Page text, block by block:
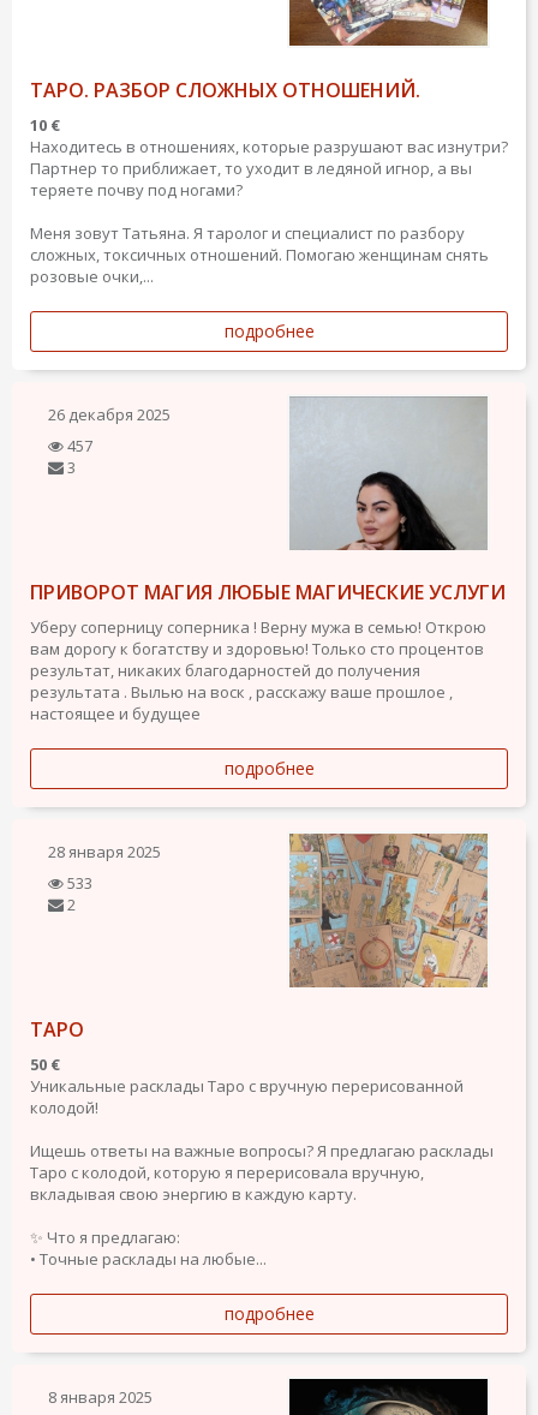
ТАРО. РАЗБОР СЛОЖНЫХ ОТНОШЕНИЙ.
10 €
Находитесь в отношениях, которые разрушают вас изнутри?
Партнер то приближает, то уходит в ледяной игнор, а вы
теряете почву под ногами?
Меня зовут Татьяна. Я таролог и специалист по разбору
сложных, токсичных отношений. Помогаю женщинам снять
розовые очки,...
подробнее
26 декабря 2025
457
3
ПРИВОРОТ МАГИЯ ЛЮБЫЕ МАГИЧЕСКИЕ УСЛУГИ
Уберу соперницу соперника ! Верну мужа в семью! Открою
вам дорогу к богатству и здоровью! Только сто процентов
результат, никаких благодарностей до получения
результата . Вылью на воск , расскажу ваше прошлое ,
настоящее и будущее
подробнее
28 января 2025
533
2
ТАРО
50 €
Уникальные расклады Таро с вручную перерисованной
колодой!
Ищешь ответы на важные вопросы? Я предлагаю расклады
Таро с колодой, которую я перерисовала вручную,
вкладывая свою энергию в каждую карту.
✨ Что я предлагаю:
• Точные расклады на любые...
подробнее
8 января 2025